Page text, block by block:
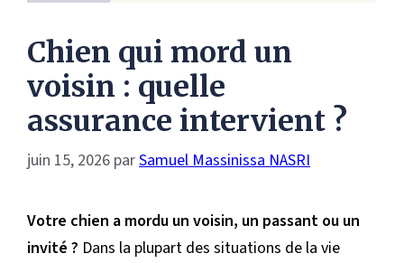
Chien qui mord un
voisin : quelle
assurance intervient ?
juin 15, 2026 parSamuel Massinissa NASRI
Votre chien a mordu un voisin, un passant ou un
invité ? Dans la plupart des situations de la vie